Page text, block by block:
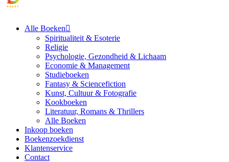
Alle Boeken
Spiritualiteit & Esoterie
Religie
Psychologie, Gezondheid & Lichaam
Economie & Management
Studieboeken
Fantasy & Sciencefiction
Kunst, Cultuur & Fotografie
Kookboeken
Literatuur, Romans & Thrillers
Alle Boeken
Inkoop boeken
Boekenzoekdienst
Klantenservice
Contact